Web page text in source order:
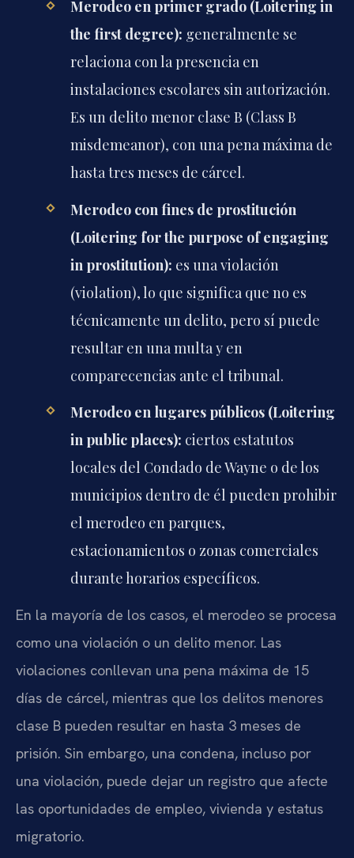
Merodeo en primer grado (Loitering in
the first degree): generalmente se
relaciona con la presencia en
instalaciones escolares sin autorización.
Es un delito menor clase B (Class B
misdemeanor), con una pena máxima de
hasta tres meses de cárcel.
Merodeo con fines de prostitución
(Loitering for the purpose of engaging
in prostitution): es una violación
(violation), lo que significa que no es
técnicamente un delito, pero sí puede
resultar en una multa y en
comparecencias ante el tribunal.
Merodeo en lugares públicos (Loitering
in public places): ciertos estatutos
locales del Condado de Wayne o de los
municipios dentro de él pueden prohibir
el merodeo en parques,
estacionamientos o zonas comerciales
durante horarios específicos.
En la mayoría de los casos, el merodeo se procesa
como una violación o un delito menor. Las
violaciones conllevan una pena máxima de 15
días de cárcel, mientras que los delitos menores
clase B pueden resultar en hasta 3 meses de
prisión. Sin embargo, una condena, incluso por
una violación, puede dejar un registro que afecte
las oportunidades de empleo, vivienda y estatus
migratorio.